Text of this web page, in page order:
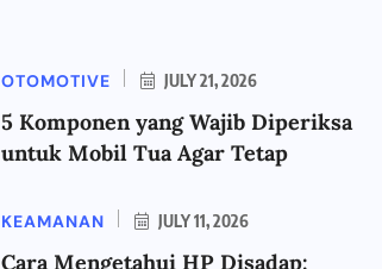
OTOMOTIVE JULY 21, 2026
5 Komponen yang Wajib Diperiksa
untuk Mobil Tua Agar Tetap
KEAMANAN JULY 11, 2026
Cara Mengetahui HP Disadap: